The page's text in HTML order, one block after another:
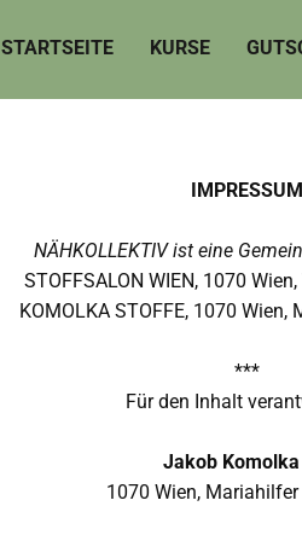
STARTSEITE KURSE
IMPRESSUM
NÄHKOLLEKTIV ist eine
STOFFSALON WIEN, 1070
KOMOLKA STOFFE, 1070
***
Für den Inhalt
Jakob Komolka
1070 Wien,